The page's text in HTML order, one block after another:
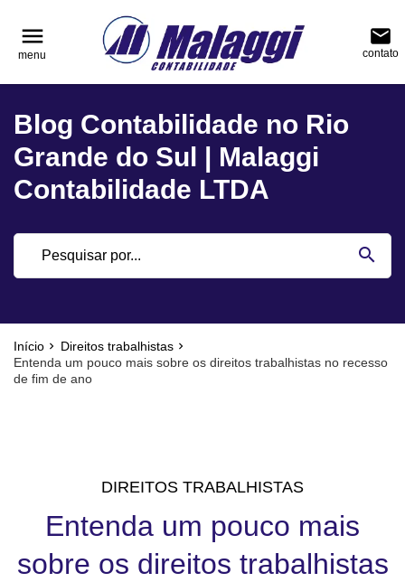
menu
menu
email
contato
Blog Contabilidade no Rio
Grande do Sul | Malaggi
Contabilidade LTDA
search
Início
Direitos trabalhistas
Entenda um pouco mais sobre os direitos trabalhistas no recesso
de fim de ano
reply NAVEGAÇÃO
Blog
Contabilidade
Notícias
reply FALE CONOSCO
phone (51) 3751-0400
location_on
Rua Júlio de Castilhos, nº 983, salas 3 e 4
Encantado - Rio Grande do Sul
DIREITOS TRABALHISTAS
Entenda um pouco mais
sobre os direitos trabalhistas